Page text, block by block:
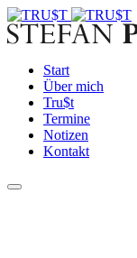
Start
Über mich
Tru$t
Termine
Notizen
Kontakt